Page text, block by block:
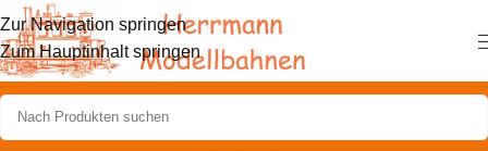
Zur Navigation springen
Zum Hauptinhalt springen